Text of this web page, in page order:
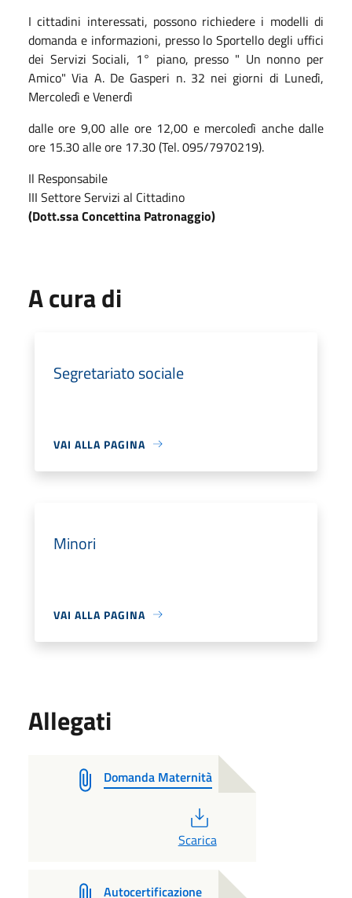
I cittadini interessati, possono richiedere i modelli di
domanda e informazioni, presso lo Sportello degli uffici
dei Servizi Sociali, 1° piano, presso " Un nonno per
Amico" Via A. De Gasperi n. 32 nei giorni di Lunedì,
Mercoledì e Venerdì
dalle ore 9,00 alle ore 12,00 e mercoledì anche dalle
ore 15.30 alle ore 17.30 (Tel. 095/7970219).
Il Responsabile
III Settore Servizi al Cittadino
(Dott.ssa Concettina Patronaggio)
A cura di
Segretariato sociale
VAI ALLA PAGINA
Minori
VAI ALLA PAGINA
Allegati
Domanda Maternità
Scarica
Autocertificazione